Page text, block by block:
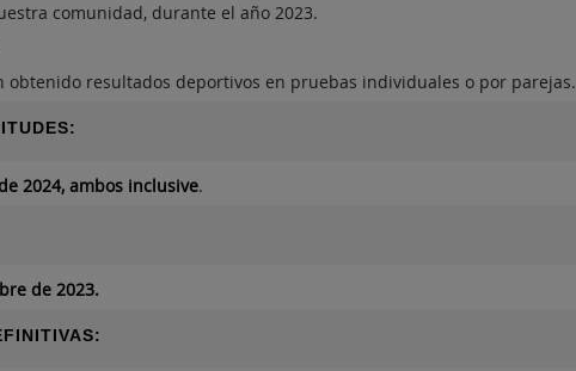
comunidad, durante el año 2023.
obtenido resultados deportivos en pruebas individuales o por parejas.
2024, ambos inclusive.
de 2023.